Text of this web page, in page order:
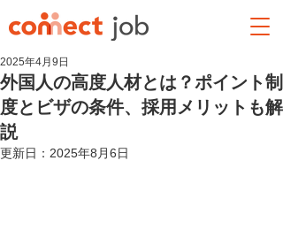
外国人の高度人材とは？ポイント制
度とビザの条件、採用メリットも解
説
2025年4月9日
更新日： 2025年8月6日